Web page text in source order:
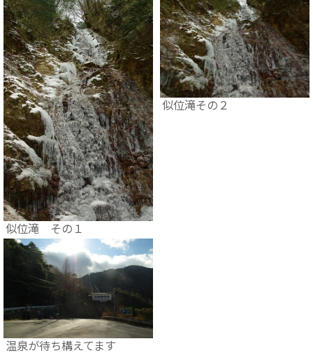
似位滝 その１
似位滝その２
温泉が待ち構えてます